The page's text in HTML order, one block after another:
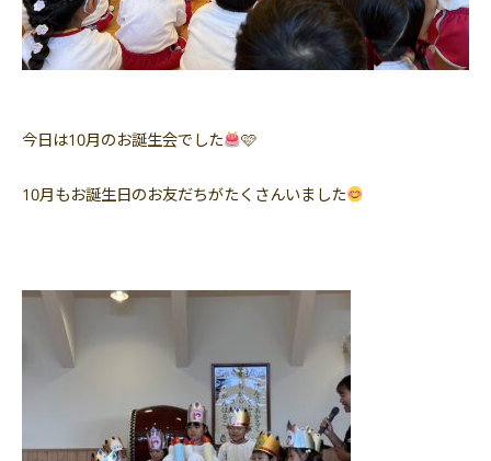
今日は10月のお誕生会でした 🩷
10月もお誕生日のお友だちがたくさんいました